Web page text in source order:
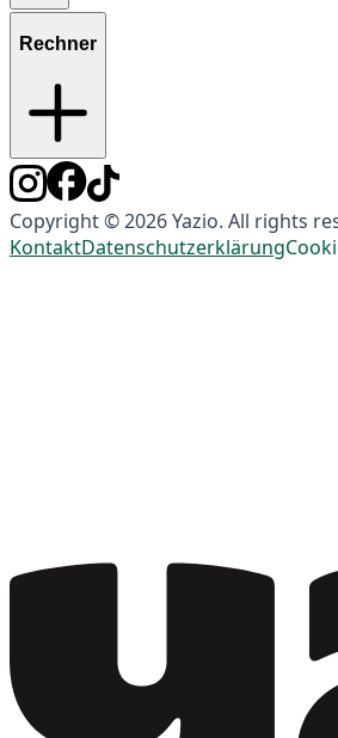
Rechner
Copyright © 2026 Yazio. All rights
KontaktDatenschutzerklärung